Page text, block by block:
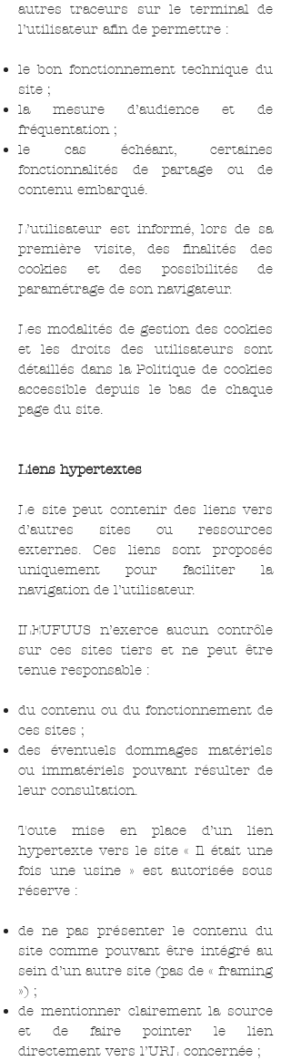
autres traceurs sur le terminal de
l’utilisateur afin de permettre :
le bon fonctionnement technique du
site ;
la mesure d’audience et de
fréquentation ;
le cas échéant, certaines
fonctionnalités de partage ou de
contenu embarqué.
L’utilisateur est informé, lors de sa
première visite, des finalités des
cookies et des possibilités de
paramétrage de son navigateur.
Les modalités de gestion des cookies
et les droits des utilisateurs sont
détaillés dans la Politique de cookies
accessible depuis le bas de chaque
page du site.
Liens hypertextes
Le site peut contenir des liens vers
d’autres sites ou ressources
externes. Ces liens sont proposés
uniquement pour faciliter la
navigation de l’utilisateur.
ILEUFUUS n’exerce aucun contrôle
sur ces sites tiers et ne peut être
tenue responsable :
du contenu ou du fonctionnement de
ces sites ;
des éventuels dommages matériels
ou immatériels pouvant résulter de
leur consultation.
Toute mise en place d’un lien
hypertexte vers le site « Il était une
fois une usine » est autorisée sous
réserve :
de ne pas présenter le contenu du
site comme pouvant être intégré au
sein d’un autre site (pas de « framing
») ;
de mentionner clairement la source
et de faire pointer le lien
directement vers l’URL concernée ;